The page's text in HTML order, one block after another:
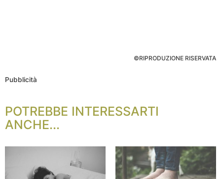
©RIPRODUZIONE RISERVATA
Pubblicità
POTREBBE INTERESSARTI
ANCHE...